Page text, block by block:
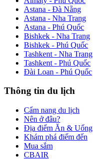
Astana - Đà Nẵng
Astana - Nha Trang
Astana - Phú Quốc
Bishkek - Nha Trang
Bishkek - Phú Quốc
Tashkent - Nha Trang
Tashkent - Phú Quốc
Đài Loan - Phú Quốc
Thông tin du lịch
Cẩm nang du lịch
Nên ở đâu?
Địa điểm Ăn & Uống
Khám phá điểm đến
Mua sắm
CBAIR